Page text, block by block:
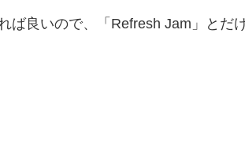
良いので、「Refresh Jam」とだ